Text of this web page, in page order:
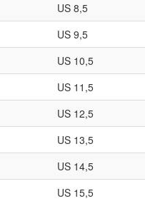
US 8,5
US 9,5
US 10,5
US 11,5
US 12,5
US 13,5
US 14,5
US 15,5